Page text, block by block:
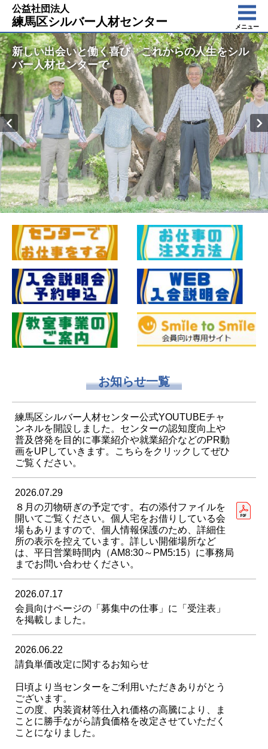
公益社団法人
練馬区シルバー人材センター メニュー
新しい出会いと働く喜び これからの人生をシル
バー人材センターで
お知らせ一覧
練馬区シルバー人材センター公式YOUTUBEチャ
ンネルを開設しました。センターの認知度向上や
普及啓発を目的に事業紹介や就業紹介などのPR動
画をUPしていきます。こちらをクリックしてぜひ
ご覧ください。
2026.07.29
８月の刃物研ぎの予定です。右の添付ファイルを
開いてご覧ください。個人宅をお借りしている会
場もありますので、個人情報保護のため、詳細住
所の表示を控えています。詳しい開催場所など
は、平日営業時間内（AM8:30～PM5:15）に事務局
までお問い合わせください。
2026.07.17
会員向けページの「募集中の仕事」に「受注表」
を掲載しました。
2026.06.22
請負単価改定に関するお知らせ
日頃より当センターをご利用いただきありがとう
ございます。
この度、内装資材等仕入れ価格の高騰により、ま
ことに勝手ながら請負価格を改定させていただく
ことになりました。